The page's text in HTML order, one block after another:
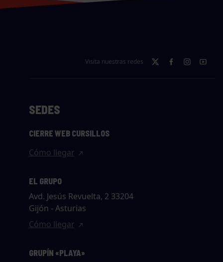
Visita nuestras redes
SEDES
CIERRE WEB CURSILLOS
Cómo llegar
EL GRUPO
Avd. Jesús Revuelta, 2 33204
Gijón - Asturias
Cómo llegar
GRUPÍN «PLAYA»